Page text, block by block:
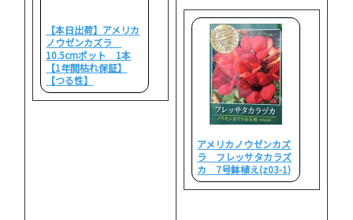
【本日出荷】アメリカ
ノウゼンカズラ
10.5cmポット 1本
【1年間枯れ保証】
【つる性】
アメリカノウゼンカズ
ラ フレッサタカラズ
カ 7号鉢植え(z03-1)